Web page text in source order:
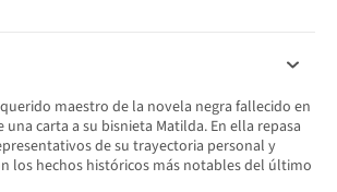
maestro de la novela negra fallecido en
una carta a su bisnieta Matilda. En ella repasa
de su trayectoria personal y
los hechos históricos más notables del último